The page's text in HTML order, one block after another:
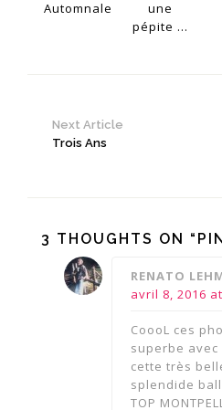
Automnale
une
pépite ...
Next Article
Trois Ans
3 THOUGHTS ON
RENATO
avril 8, 2016
CoooL ces
superbe
cette très
splendide
TOP